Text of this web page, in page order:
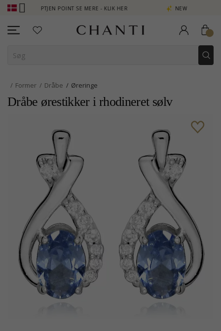
OPTJEN POINT SE MERE - KLIK HER NEW COLLECTION | AURA
Former Dråbe Øreringe
Dråbe ørestikker i rhodineret sølv